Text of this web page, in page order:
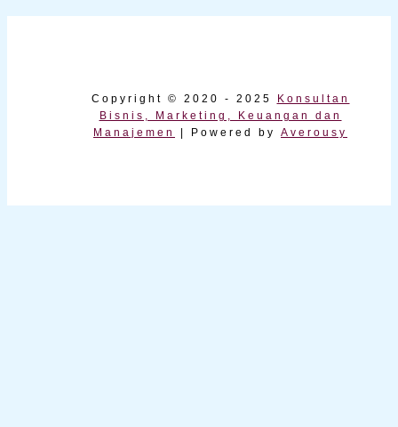
Copyright © 2020 - 2025
Konsultan
Bisnis, Marketing, Keuangan dan
Manajemen
| Powered by Averousy